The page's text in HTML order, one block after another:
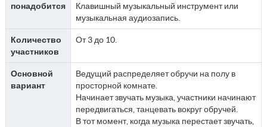
понадобится
Клавишный музыкальный инструмент или
музыкальная аудиозапись.
Количество
участников
От 3 до 10.
Основной
вариант
Ведущий распределяет обручи на полу в
просторной комнате.
Начинает звучать музыка, участники начинают
передвигаться, танцевать вокруг обручей.
В тот момент, когда музыка перестает звучать,